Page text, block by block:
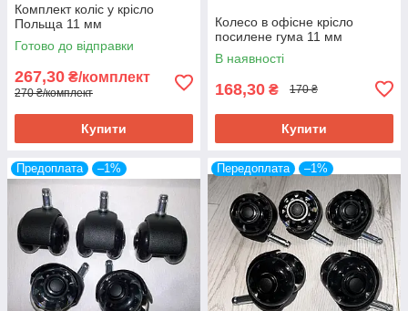
Комплект коліс у крісло
Польща 11 мм
Готово до відправки
267,30 ₴/комплект
270 ₴/комплект
Купити
Колесо в офісне крісло
посилене гума 11 мм
В наявності
168,30 ₴ 170 ₴
Купити
Предоплата –1% Передоплата –1%